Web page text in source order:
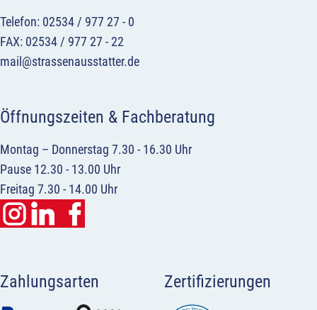
Telefon: 02534 / 977 27 - 0
FAX: 02534 / 977 27 - 22
mail@strassenausstatter.de
Öffnungszeiten & Fachberatung
Montag – Donnerstag 7.30 - 16.30 Uhr
Pause 12.30 - 13.00 Uhr
Freitag 7.30 - 14.00 Uhr
Zahlungsarten Zertifizierungen